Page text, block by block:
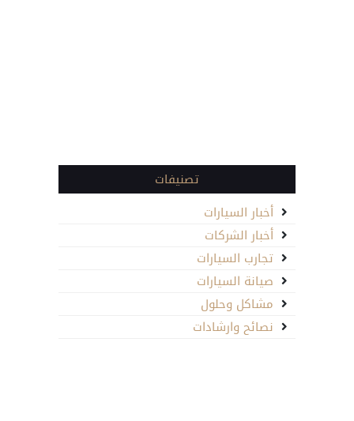
تصنيفات
أخبار السيارات
أخبار الشركات
تجارب السيارات
صيانة السيارات
مشاكل وحلول
نصائح وارشادات